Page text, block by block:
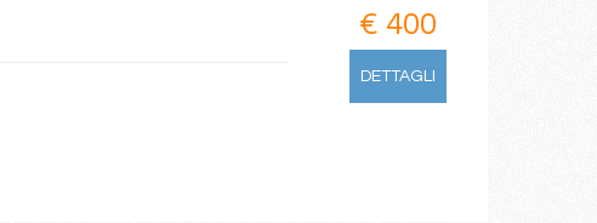
€ 400
DETTAGLI